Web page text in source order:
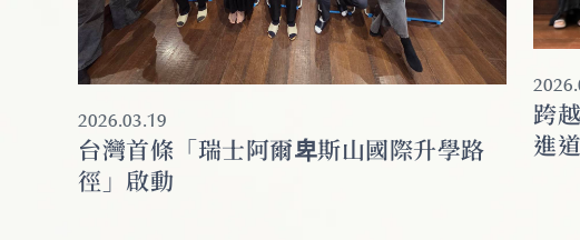
2026.03.19
台灣首條「瑞士阿爾卑斯山國際升學路
徑」啟動
跨
進